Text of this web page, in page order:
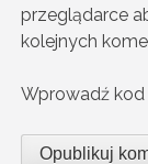
przeglądarce
kolejnych
Wprowadź kod